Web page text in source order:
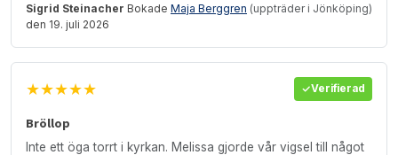
Sigrid Steinacher Bokade Maja Berggren (uppträder i Jönköping)
den 19. juli 2026
★★★★★ Verifierad
Bröllop
Inte ett öga torrt i kyrkan. Melissa gjorde vår vigsel till något